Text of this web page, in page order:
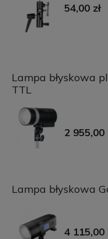
54,00 zł
Lampa błyskowa
TTL
2 955,00
Lampa błyskowa
4 115,00